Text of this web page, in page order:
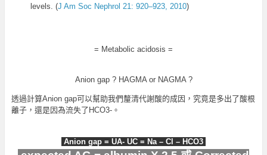
levels. (J Am Soc Nephrol 21: 920–923, 2010)
= Metabolic acidosis =
Anion gap ? HAGMA or NAGMA ?
透過計算Anion gap可以幫助我們釐清代謝酸的成因，究竟是多出了酸根
離子，還是因為流失了HCO3-。
Anion gap = UA- UC = Na – Cl – HCO3